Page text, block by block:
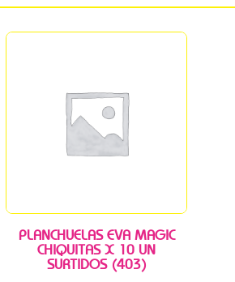
PLANCHUELAS EVA MAGIC
CHIQUITAS X 10 UN
SURTIDOS (403)